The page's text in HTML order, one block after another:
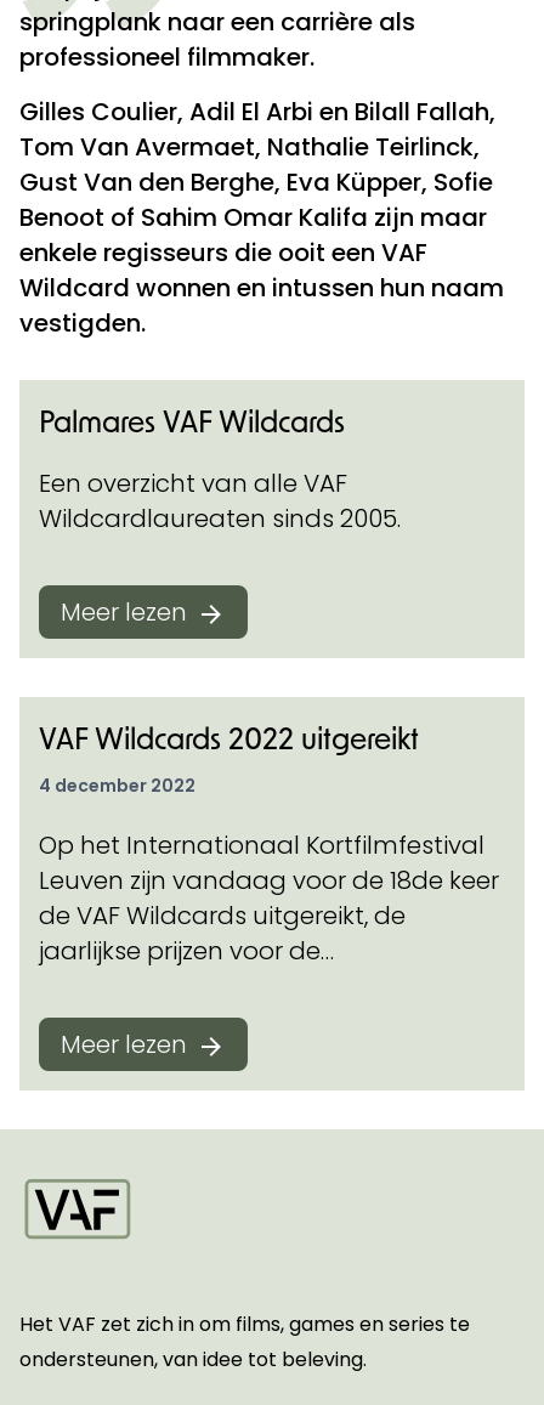
springplank naar een carrière als
professioneel filmmaker.
Gilles Coulier, Adil El Arbi en Bilall Fallah,
Tom Van Avermaet, Nathalie Teirlinck,
Gust Van den Berghe, Eva Küpper, Sofie
Benoot of Sahim Omar Kalifa zijn maar
enkele regisseurs die ooit een VAF
Wildcard wonnen en intussen hun naam
vestigden.
Palmares VAF Wildcards
Een overzicht van alle VAF
Wildcardlaureaten sinds 2005.
Meer lezen
VAF Wildcards 2022 uitgereikt
4 december 2022
Op het Internationaal Kortfilmfestival
Leuven zijn vandaag voor de 18de keer
de VAF Wildcards uitgereikt, de
jaarlijkse prijzen voor de…
Meer lezen
Het VAF zet zich in om films, games en series te
ondersteunen, van idee tot beleving.